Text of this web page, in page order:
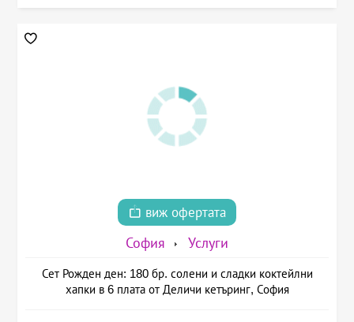
виж офертата
София Услуги
Сет Рожден ден: 180 бр. солени и сладки коктейлни
хапки в 6 плата от Деличи кетъринг, София